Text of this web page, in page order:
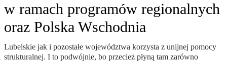
w ramach programów regionalnych
oraz Polska Wschodnia
Lubelskie jak i pozostałe województwa korzysta z unijnej pomocy
strukturalnej. I to podwójnie, bo przecież płyną tam zarówno